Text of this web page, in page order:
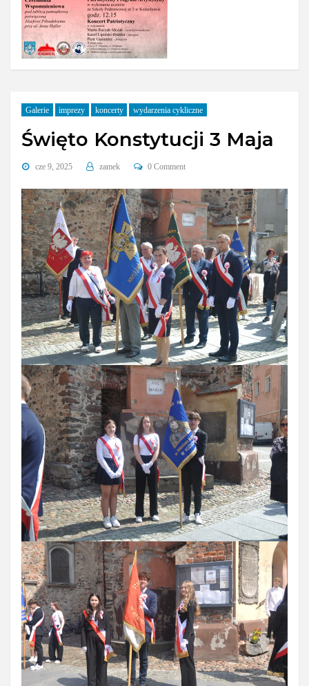
Galerie imprezy koncerty wydarzenia cykliczne
Święto Konstytucji 3 Maja
cze 9, 2025 zamek 0 Comment